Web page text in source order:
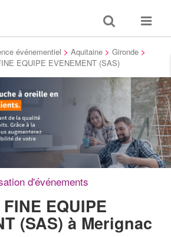
Toggle
search
Toggle
événementiel > Aquitaine > Gironde >
EQUIPE EVENEMENT (SAS)
d'événements
EQUIPE
(SAS) à Merignac